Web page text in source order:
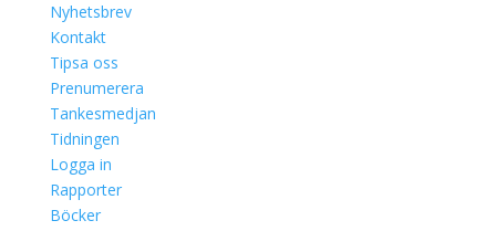
Nyhetsbrev
Kontakt
Tipsa oss
Prenumerera
Tankesmedjan
Tidningen
Logga in
Rapporter
Böcker